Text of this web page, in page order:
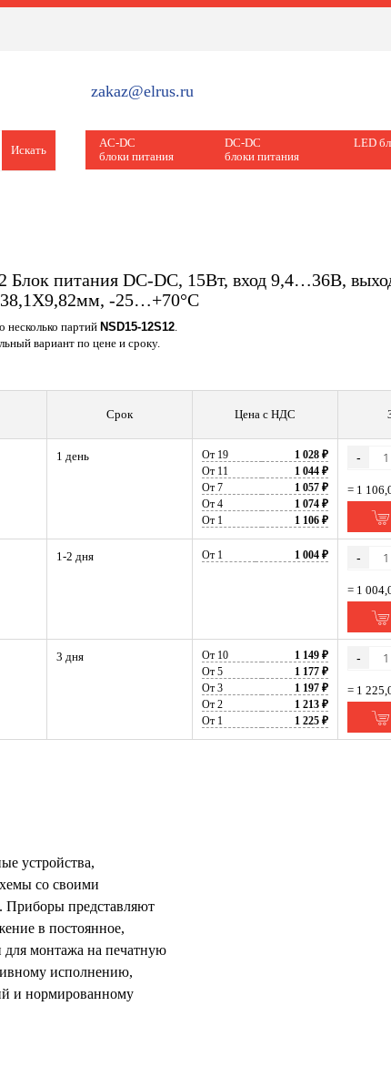
zakaz@elrus.ru
Искать
AC-DC
блоки питания
DC-DC
блоки питания
LED
Блок питания DC-DC, 15Вт, вход 9,4…36В,
-25…+70°С
несколько партийNSD15-12S12
вариант по цене и сроку.
Срок Цена с НДС
1 день От 19
1 028 ₽
От 11
1 044 ₽
От 7
1 057 ₽
От 4
1 074 ₽
От 1
1 106 ₽
-
= 1
1-2 дня От 1 1 004 ₽ -
= 1
3 дня От 10
1 149 ₽
От 5
1 177 ₽
От 3
1 197 ₽
От 2
1 213 ₽
От 1
1 225 ₽
-
= 1
устройства,
со своими
Приборы представляют
в постоянное,
монтажа на печатную
исполнению,
и нормированному